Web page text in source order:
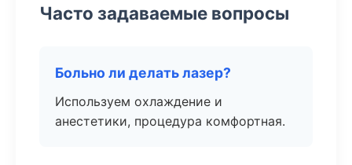
Часто задаваемые вопросы
Больно ли делать лазер?
Используем охлаждение и
анестетики, процедура комфортная.